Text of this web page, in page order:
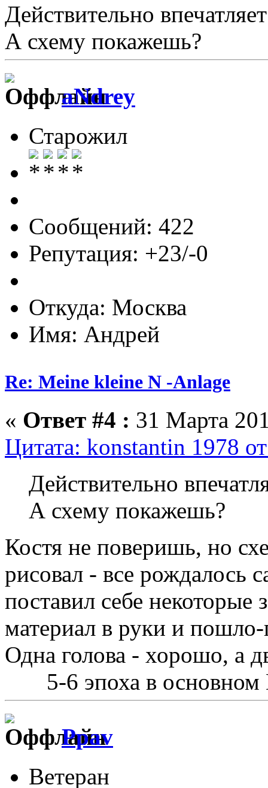
Действительно
А схему покажешь?
aNdrey
Старожил
Сообщений: 422
Репутация: +23/-0
Откуда: Москва
Имя: Андрей
Re: Meine kleine N -Anlage
« Ответ #4 : 31 Марта
Цитата: konstantin 1978
Действительно
А схему покажешь?
Костя не поверишь, но
рисовал - все рождалось
поставил себе некоторые
материал в руки и пошло-
Одна голова - хорошо, а
5-6 эпоха в основном
Ppav
Ветеран